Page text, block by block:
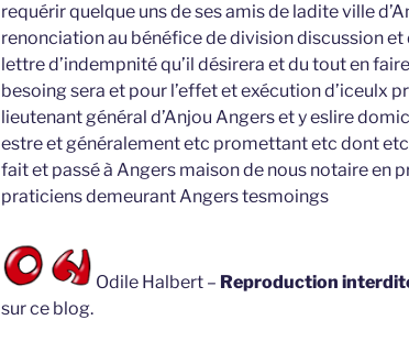
requérir quelque uns de ses amis de ladite ville
renonciation au bénéfice de division discussion
lettre d’indempnité qu’il désirera et du tout en
besoing sera et pour l’effet et exécution d’iceulx
lieutenant général d’Anjou Angers et y eslire
estre et généralement etc promettant etc dont
fait et passé à Angers maison de nous notaire en
praticiens demeurant Angers tesmoings
Odile Halbert – Reproduction
sur ce blog.